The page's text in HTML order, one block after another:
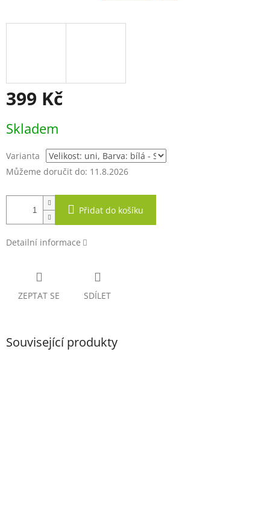
399 Kč
cena:
Skladem
Varianta
Můžeme doručit do: 11.8.2026
Přidat do košíku
Detailní informace
ZEPTAT SE SDÍLET
Související produkty